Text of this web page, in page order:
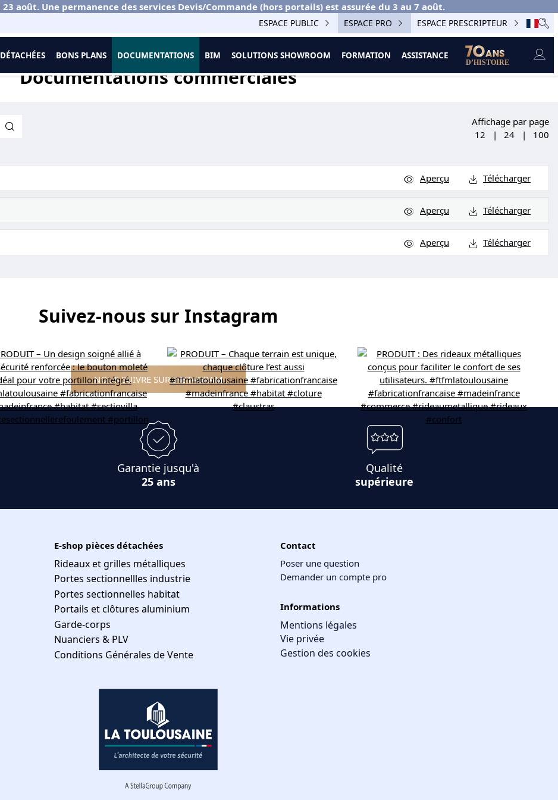
août. Une permanence des services Devis/Commande (hors portails) est assurée du 3 au 7 août.
ESPACE PUBLIC ESPACE PRO ESPACE PRESCRIPTEUR
BONS PLANS DOCUMENTATIONS BIM SOLUTIONS SHOWROOM FORMATION ASSISTANCE
Documentations commerciales
Documentations commerciales
Affichage par page
12
| 24 | 100
Aperçu Télécharger
Aperçu Télécharger
Aperçu Télécharger
Suivez-nous sur Instagram
NOUS SUIVRE SUR INSTAGRAM
Garantie jusqu'à
25 ans
Qualité
supérieure
E-shop pièces détachées
Rideaux et grilles métalliques
Portes sectionnellles industrie
Portes sectionnelles habitat
Portails et clôtures aluminium
Garde-corps
Nuanciers & PLV
Conditions Générales de Vente
Contact
Poser une question
Demander un compte pro
Informations
Mentions légales
Vie privée
Gestion des cookies